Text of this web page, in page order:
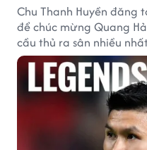
Chu Thanh Huyền đăng
để chúc mừng Quang
cầu thủ ra sân nhiều